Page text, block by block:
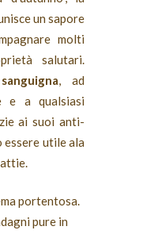
un sapore
molti
salutari.
, ad
e a qualsiasi
ai suoi anti-
essere utile ala
portentosa.
pure in